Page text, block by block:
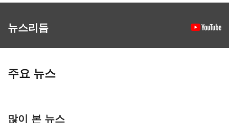
뉴스리듬
주요 뉴스
많이 본 뉴스